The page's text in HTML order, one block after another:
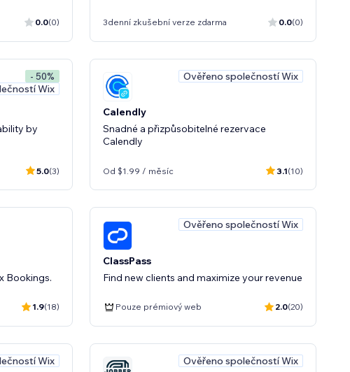
0.0(0) 3denní zkušební verze zdarma 0.0(0)
- 50%
Wix
by
5.0(3)
Ověřeno společností Wix
Calendly
Snadné a přizpůsobitelné rezervace
Calendly
Od $1.99 / měsíc 3.1(10)
Bookings.
1.9(18)
Ověřeno společností Wix
ClassPass
Find new clients and maximize your revenue
Pouze prémiový web 2.0(20)
Wix Ověřeno společností Wix